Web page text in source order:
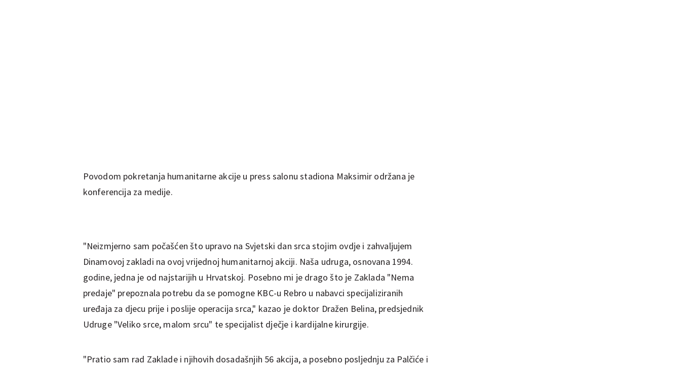
Povodom pokretanja humanitarne akcije u press salonu stadiona Maksimir održana je
konferencija za medije.
"Neizmjerno sam počašćen što upravo na Svjetski dan srca stojim ovdje i zahvaljujem
Dinamovoj zakladi na ovoj vrijednoj humanitarnoj akciji. Naša udruga, osnovana 1994.
godine, jedna je od najstarijih u Hrvatskoj. Posebno mi je drago što je Zaklada "Nema
predaje" prepoznala potrebu da se pomogne KBC-u Rebro u nabavci specijaliziranih
uređaja za djecu prije i poslije operacija srca," kazao je doktor Dražen Belina, predsjednik
Udruge "Veliko srce, malom srcu" te specijalist dječje i kardijalne kirurgije.
"Pratio sam rad Zaklade i njihovih dosadašnjih 56 akcija, a posebno posljednju za Palčiće i